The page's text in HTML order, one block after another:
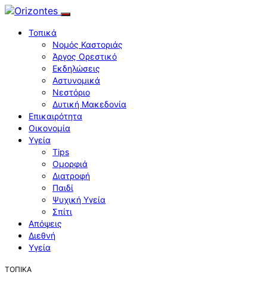
Τοπικά
Νομός Καστοριάς
Άργος Ορεστικό
Εκδηλώσεις
Αστυνομικά
Νεστόριο
Δυτική Μακεδονία
Επικαιρότητα
Οικονομία
Υγεία
Tips
Ομορφιά
Διατροφή
Παιδί
Ψυχική Υγεία
Σπίτι
Απόψεις
Διεθνή
Υγεία
ΤΟΠΙΚΑ